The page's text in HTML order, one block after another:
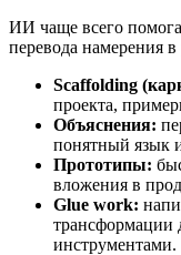
ИИ чаще всего
перевода намерения
Scaffolding
проекта,
Объяснения:
понятный язык
Прототипы:
вложения в
Glue work:
трансформации
инструментами.